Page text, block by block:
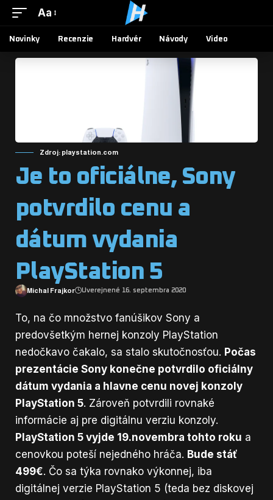
Aa
Novinky Recenzie Hardvér Návody Video
Zdroj: playstation.com
Je to oficiálne, Sony
potvrdilo cenu a
dátum vydania
PlayStation 5
Michal Frajkor Uverejnené 16. septembra 2020
To, na čo množstvo fanúšikov Sony a
predovšetkým hernej konzoly PlayStation
nedočkavo čakalo, sa stalo skutočnosťou. Počas
prezentácie Sony konečne potvrdilo oficiálny
dátum vydania a hlavne cenu novej konzoly
PlayStation 5. Zároveň potvrdili rovnaké
informácie aj pre digitálnu verziu konzoly.
PlayStation 5 vyjde 19.novembra tohto roku a
cenovkou poteší nejedného hráča. Bude stáť
499€. Čo sa týka rovnako výkonnej, iba
digitálnej verzie PlayStation 5 (teda bez diskovej